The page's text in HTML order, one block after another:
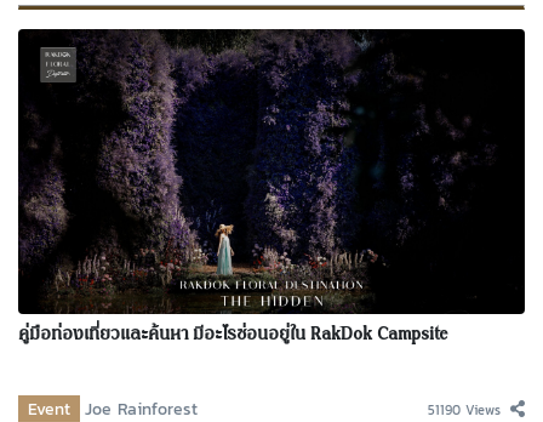
คู่มือท่องเที่ยวและค้นหา มีอะไรซ่อนอยู่ใน RakDok Campsite
Event Joe Rainforest 51190 Views